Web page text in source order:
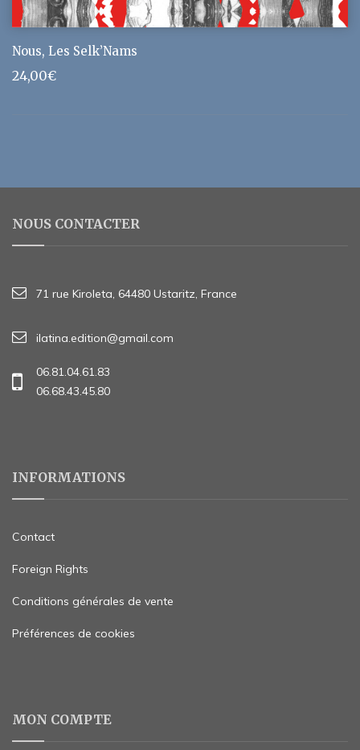
Nous, Les Selk’Nams
24,00€
NOUS CONTACTER
71 rue Kiroleta, 64480 Ustaritz, France
ilatina.edition@gmail.com
06.81.04.61.83
06.68.43.45.80
INFORMATIONS
Contact
Foreign Rights
Conditions générales de vente
Préférences de cookies
MON COMPTE